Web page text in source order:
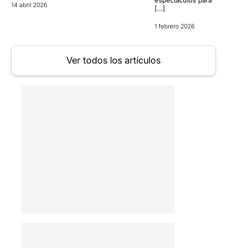
14 abril 2026
[…]
1 febrero 2026
Ver todos los artículos